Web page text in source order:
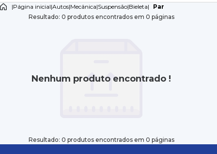
|Página inicial|Autos|Mecânica|Suspensão|Bieleta|
Par
Resultado: 0 produtos encontrados em 0 páginas
Nenhum produto encontrado !
Resultado: 0 produtos encontrados em 0 páginas